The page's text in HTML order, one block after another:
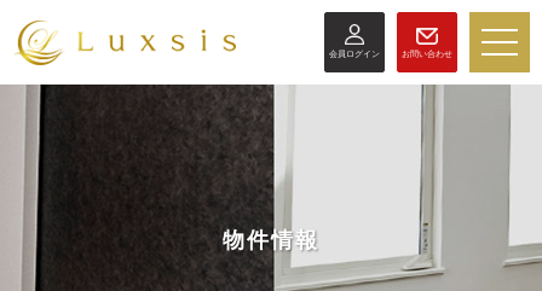
会員ログイン お問い合わせ
toggle
物件情報